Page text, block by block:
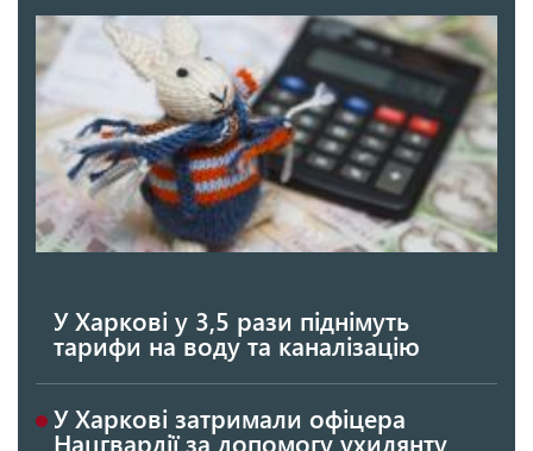
У Харкові у 3,5 рази піднімуть
тарифи на воду та каналізацію
У Харкові затримали офіцера
Нацгвардії за допомогу ухилянту